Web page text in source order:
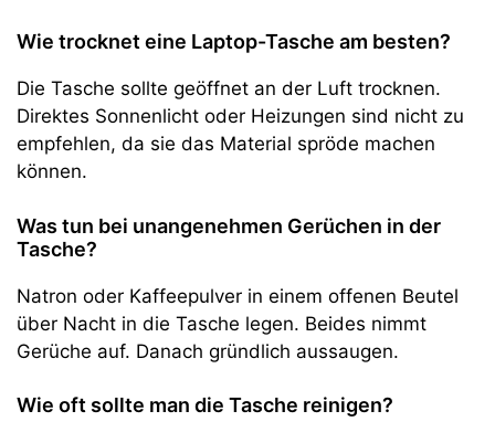
Wie trocknet eine Laptop-Tasche am besten?
Die Tasche sollte geöffnet an der Luft trocknen.
Direktes Sonnenlicht oder Heizungen sind nicht zu
empfehlen, da sie das Material spröde machen
können.
Was tun bei unangenehmen Gerüchen in der
Tasche?
Natron oder Kaffeepulver in einem offenen Beutel
über Nacht in die Tasche legen. Beides nimmt
Gerüche auf. Danach gründlich aussaugen.
Wie oft sollte man die Tasche reinigen?